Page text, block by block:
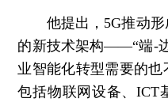
他提出，5G推动形
的新技术架构——“端-
业智能化转型需要的
包括物联网设备、ICT